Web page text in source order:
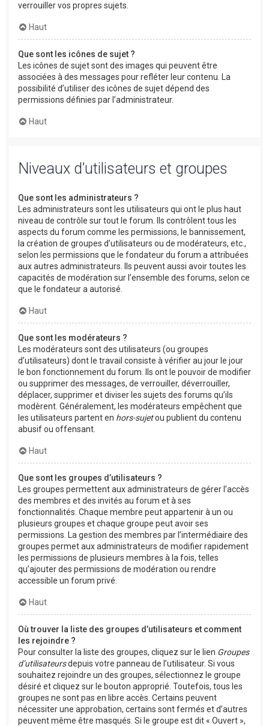
verrouiller vos propres sujets.
Haut
Que sont les icônes de sujet ?
Les icônes de sujet sont des images qui peuvent être
associées à des messages pour refléter leur contenu. La
possibilité d’utiliser des icônes de sujet dépend des
permissions définies par l’administrateur.
Haut
Niveaux d’utilisateurs et groupes
Que sont les administrateurs ?
Les administrateurs sont les utilisateurs qui ont le plus haut
niveau de contrôle sur tout le forum. Ils contrôlent tous les
aspects du forum comme les permissions, le bannissement,
la création de groupes d’utilisateurs ou de modérateurs, etc.,
selon les permissions que le fondateur du forum a attribuées
aux autres administrateurs. Ils peuvent aussi avoir toutes les
capacités de modération sur l’ensemble des forums, selon ce
que le fondateur a autorisé.
Haut
Que sont les modérateurs ?
Les modérateurs sont des utilisateurs (ou groupes
d’utilisateurs) dont le travail consiste à vérifier au jour le jour
le bon fonctionnement du forum. Ils ont le pouvoir de modifier
ou supprimer des messages, de verrouiller, déverrouiller,
déplacer, supprimer et diviser les sujets des forums qu’ils
modèrent. Généralement, les modérateurs empêchent que
les utilisateurs partent en hors-sujetou publient du contenu
abusif ou offensant.
Haut
Que sont les groupes d’utilisateurs ?
Les groupes permettent aux administrateurs de gérer l’accès
des membres et des invités au forum et à ses
fonctionnalités. Chaque membre peut appartenir à un ou
plusieurs groupes et chaque groupe peut avoir ses
permissions. La gestion des membres par l’intermédiaire des
groupes permet aux administrateurs de modifier rapidement
les permissions de plusieurs membres à la fois, telles
qu’ajouter des permissions de modération ou rendre
accessible un forum privé.
Haut
Où trouver la liste des groupes d’utilisateurs et comment
les rejoindre ?
Pour consulter la liste des groupes, cliquez sur le lien Groupes
d’utilisateursdepuis votre panneau de l’utilisateur. Si vous
souhaitez rejoindre un des groupes, sélectionnez le groupe
désiré et cliquez sur le bouton approprié. Toutefois, tous les
groupes ne sont pas en libre accès. Certains peuvent
nécessiter une approbation, certains sont fermés et d’autres
peuvent même être masqués. Si le groupe est dit « Ouvert »,